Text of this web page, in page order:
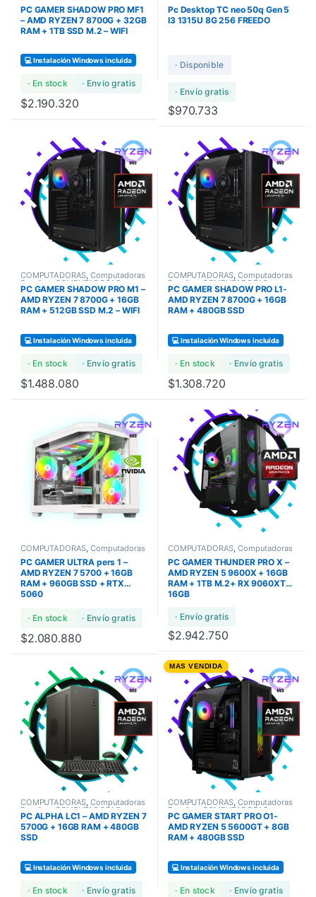
COMPUTADORAS
GAMERS
PC GAMER SHADOW PRO MF1
– AMD RYZEN 7 8700G + 32GB
RAM + 1TB SSD M.2 – WIFI
💻 Instalación Windows incluida
· En stock · Envío gratis
$2.190.320
Pc Desktop TC neo 50q Gen 5
I3 1315U 8G 256 FREEDO
· Disponible
· Envío gratis
$970.733
COMPUTADORAS,Computadoras
Bundles COMPUTADORAS
GAMERS
PC GAMER SHADOW PRO M1 –
AMD RYZEN 7 8700G + 16GB
RAM + 512GB SSD M.2 – WIFI
💻 Instalación Windows incluida
· En stock · Envío gratis
$1.488.080
COMPUTADORAS,Computadoras
Bundles COMPUTADORAS
GAMERS
PC GAMER SHADOW PRO L1-
AMD RYZEN 7 8700G + 16GB
RAM + 480GB SSD
💻 Instalación Windows incluida
· En stock · Envío gratis
$1.308.720
COMPUTADORAS,Computadoras
COMPUTADORAS GAMA
ULTRA
PC GAMER ULTRA pers 1 –
AMD RYZEN 7 5700 + 16GB
RAM + 960GB SSD + RTX
5060
· En stock · Envío gratis
$2.080.880
COMPUTADORAS,Computadoras
COMPUTADORAS GAMA
ULTRA
PC GAMER THUNDER PRO X –
AMD RYZEN 5 9600X + 16GB
RAM + 1TB M.2+ RX 9060XT
16GB
· Envío gratis
$2.942.750
COMPUTADORAS,Computadoras
Bundles COMPUTADORAS
GAMERS,COMPUTADORAS
STANDARD
PC ALPHA LC1 – AMD RYZEN 7
5700G + 16GB RAM + 480GB
SSD
💻 Instalación Windows incluida
· En stock · Envío gratis
MAS VENDIDA
COMPUTADORAS,Computadoras
Bundles COMPUTADORAS
GAMERS
PC GAMER START PRO O1-
AMD RYZEN 5 5600GT + 8GB
RAM + 480GB SSD
💻 Instalación Windows incluida
· En stock · Envío gratis